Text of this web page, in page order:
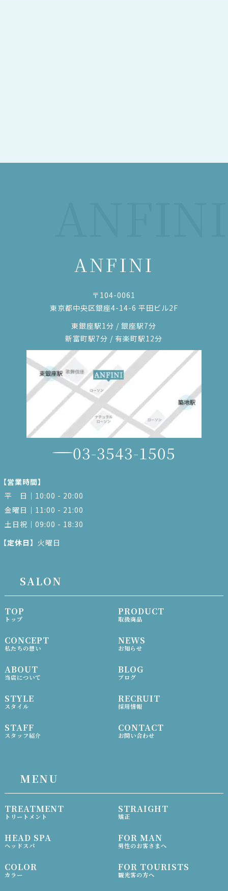
ANFINI
〒104-0061
東京都中央区銀座4-14-6 平田ビル2F
東銀座駅1分 / 銀座駅7分
新富町駅7分 / 有楽町駅12分
03-3543-1505
営業時間】
平 日｜10:00 - 20:00
金曜日｜11:00 - 21:00
土日祝｜09:00 - 18:30
定休日】 火曜日
SALON
TOP
トップ
CONCEPT
私たちの想い
ABOUT
当店について
STYLE
スタイル
STAFF
スタッフ紹介
PRODUCT
取扱商品
NEWS
お知らせ
BLOG
ブログ
RECRUIT
採用情報
CONTACT
お問い合わせ
MENU
TREATMENT
トリートメント
HEAD SPA
ヘッドスパ
COLOR
カラー
STRAIGHT
矯正
FOR MAN
男性のお客さまへ
FOR TOURISTS
観光客の方へ